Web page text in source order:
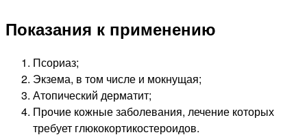
Показания к применению
Псориаз;
Экзема, в том числе и мокнущая;
Атопический дерматит;
Прочие кожные заболевания, лечение которых
требует глюкокортикостероидов.